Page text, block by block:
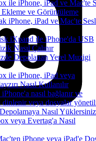
ile iPhone, iPad ve Mac'te
Ekleme ve Görüntüleme
iPhone, iPad ve Mac'te
iXpand ile iPhone'da USB
Nasıl Çalınır
Depolanan Yerel Muzigi
ile iPhone, iPad veya
Nasıl Kullanılır
nasıl bağlanır ve
veya dosyalar
Nasıl Yüklersiniz
veya Evertag'a Nasıl
iPhone veya iPad'e